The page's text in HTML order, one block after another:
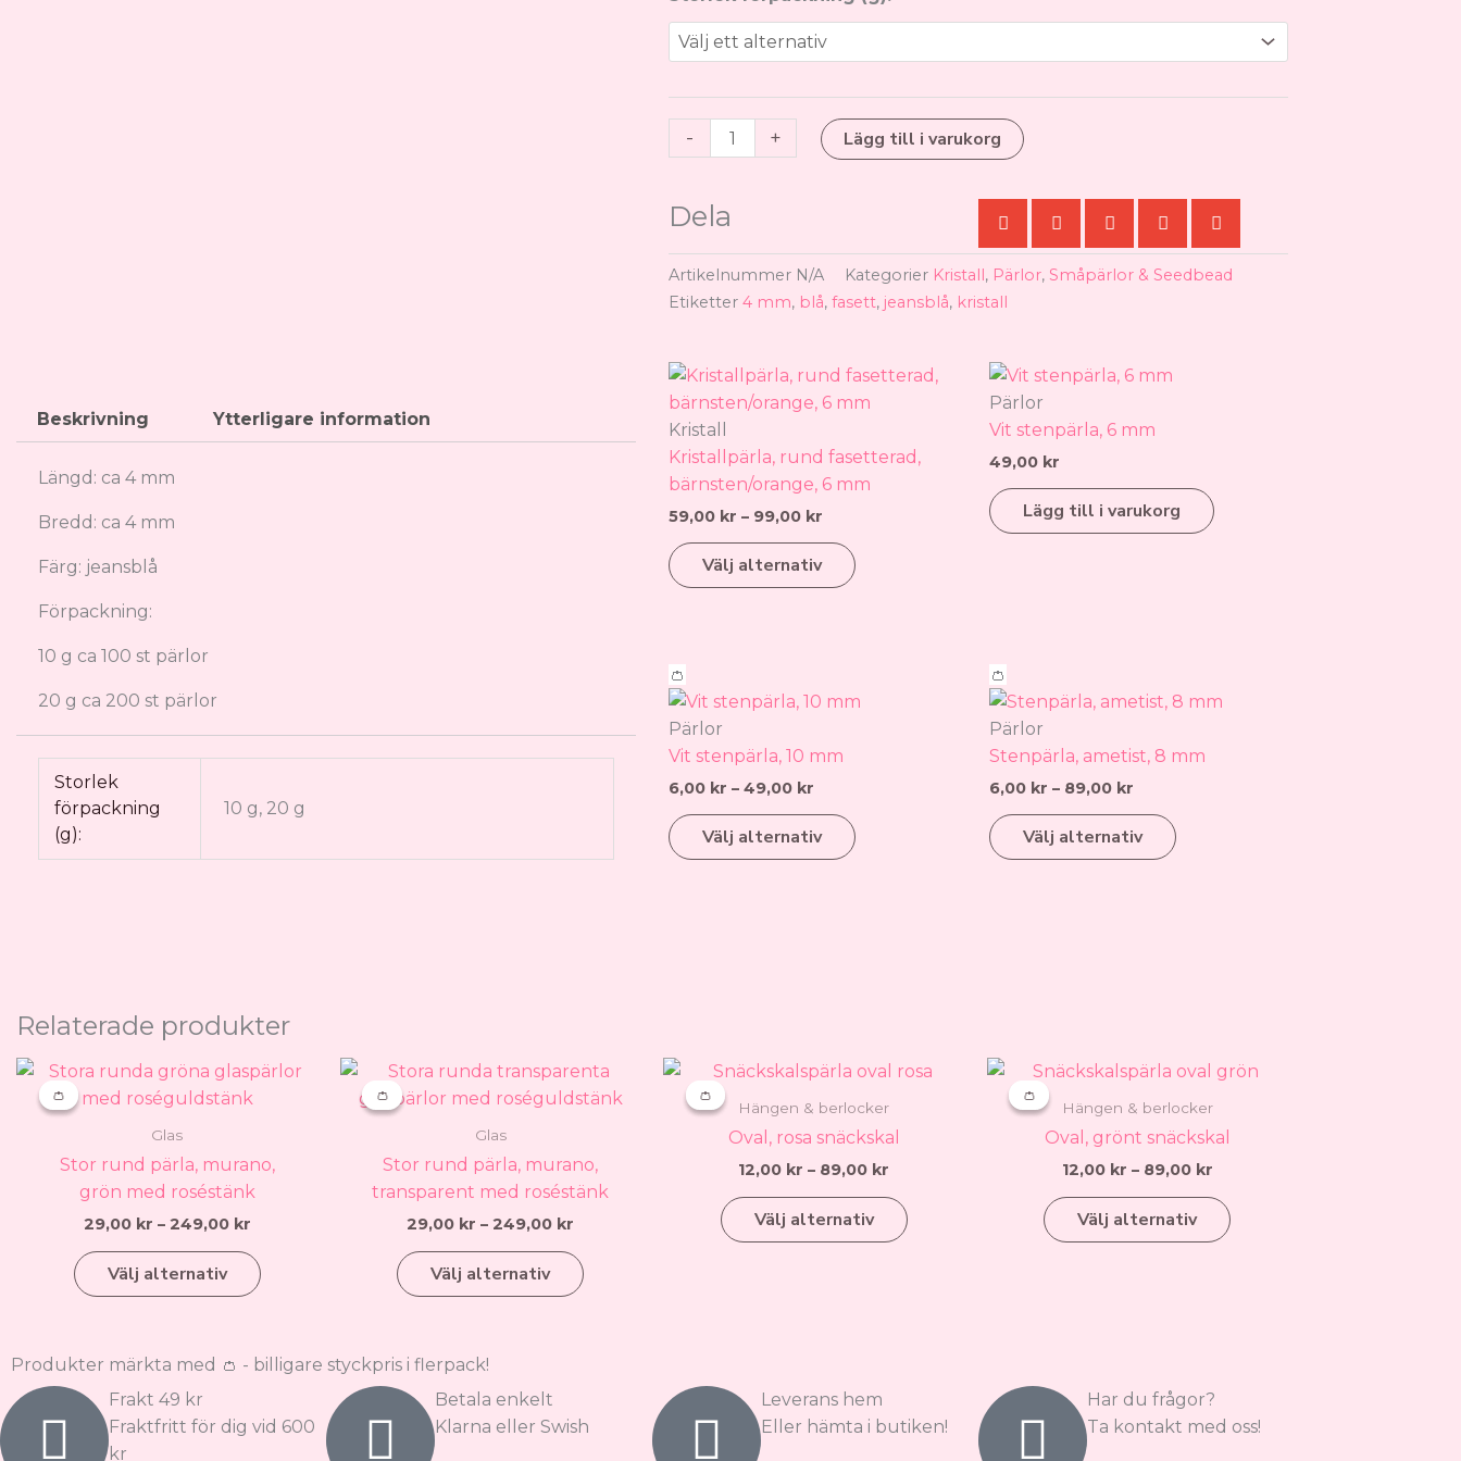
99,00 kr
-
kristallpärlor,
jeansblå,
mm
mängd
+ Lägg till i varukorg
Dela
Artikelnummer N/A Kategorier Kristall, Pärlor, Småpärlor & Seedbead
Etiketter 4 mm, blå, fasett, jeansblå, kristall
Beskrivning Ytterligare information
Längd: ca 4 mm
Bredd: ca 4 mm
Färg: jeansblå
Förpackning:
10 g ca 100 st pärlor
20 g ca 200 st pärlor
Storlek
förpackning
(g):
10 g, 20 g
Kristall
Kristallpärla, rund fasetterad,
bärnsten/orange, 6 mm
59,00 kr – 99,00 kr
Prisintervall:
till
Välj alternativ
Den
här
har
flera
olika
produktsidan
Pärlor
Vit stenpärla, 6 mm
49,00 kr
Lägg till i varukorg
👛
Pärlor
Vit stenpärla, 10 mm
6,00 kr – 49,00 kr
till
Välj alternativ
här
De
👛
Pärlor
Stenpärla, ametist, 8 mm
6,00 kr – 89,00 kr
6,00 kr
till
Välj alternativ
här
har
De
Relaterade produkter
👛
👛
Glas
Stor rund pärla, murano,
grön med roséstänk
29,00 kr – 249,00 kr
Prisintervall:
29,00 kr
till
Välj alternativ
Den
här
har
flera
De
alternativen
på
produktsidan
👛
👛
Glas
Stor rund pärla, murano,
transparent med roséstänk
29,00 kr – 249,00 kr
Prisintervall:
29,00 kr
till
Välj alternativ
Den
här
har
flera
De
alternativen
produktsidan
👛
👛
Hängen & berlocker
Oval, rosa snäckskal
12,00 kr – 89,00 kr
Prisintervall:
till
89,00 kr
Välj alternativ
Den
här
produkten
flera
varianter.
produktsidan
👛
👛
Hängen & berlocker
Oval, grönt snäckskal
12,00 kr – 89,00 kr
Prisintervall:
12,00 kr
till
89,00 kr
Välj alternativ
Den
här
produkten
flera
varianter.
produktsidan
Produkter märkta med 👛 - billigare styckpris i flerpack!
Frakt 49 kr
Fraktfritt för dig vid 600
kr
Betala enkelt
Klarna eller Swish
Leverans hem
Eller hämta i butiken!
Har du frågor?
Ta kontakt med oss!